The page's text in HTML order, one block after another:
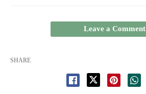
Leave a Comment
SHARE